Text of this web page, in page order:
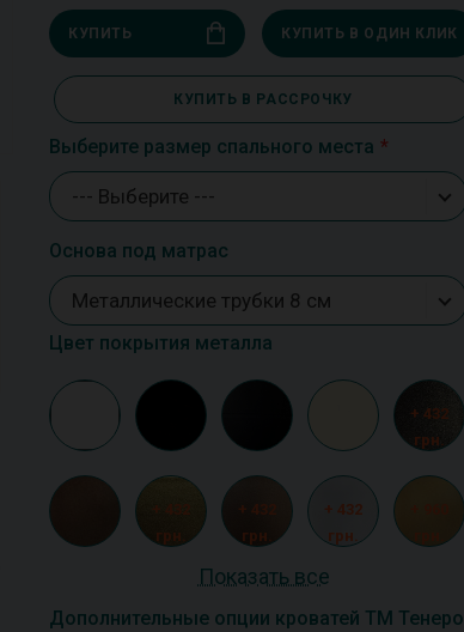
КУПИТЬ КУПИТЬ В ОДИН КЛИК
КУПИТЬ В РАССРОЧКУ
Выберите размер спального места
--- Выберите ---
Основа под матрас
Металлические трубки 8 см
Цвет покрытия металла
+ 432
грн.
грн.
+ 432
грн.
+ 432
грн.
Показать все
Дополнительные опции кроватей ТМ Тенеро